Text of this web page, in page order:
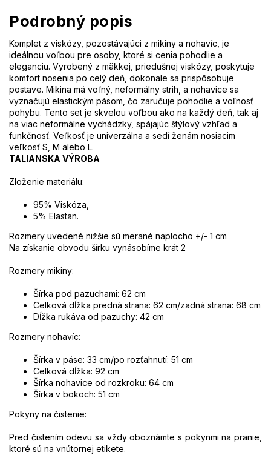
Podrobný popis
Komplet z viskózy, pozostávajúci z mikiny a nohavíc, je
ideálnou voľbou pre osoby, ktoré si cenia pohodlie a
eleganciu. Vyrobený z mäkkej, priedušnej viskózy, poskytuje
komfort nosenia po celý deň, dokonale sa prispôsobuje
postave. Mikina má voľný, neformálny strih, a nohavice sa
vyznačujú elastickým pásom, čo zaručuje pohodlie a voľnosť
pohybu. Tento set je skvelou voľbou ako na každý deň, tak aj
na viac neformálne vychádzky, spájajúc štýlový vzhľad a
funkčnosť. Veľkosť je univerzálna a sedí ženám nosiacim
veľkosť S, M alebo L.
TALIANSKA VÝROBA
Zloženie materiálu:
95% Viskóza,
5% Elastan.
Rozmery uvedené nižšie sú merané naplocho +/- 1 cm
Na získanie obvodu šírku vynásobíme krát 2
Rozmery mikiny:
Šírka pod pazuchami: 62 cm
Celková dĺžka predná strana: 62 cm/zadná strana: 68 cm
Dĺžka rukáva od pazuchy: 42 cm
Rozmery nohavíc:
Šírka v páse: 33 cm/po rozťahnutí: 51 cm
Celková dĺžka: 92 cm
Šírka nohavice od rozkroku: 64 cm
Šírka v bokoch: 51 cm
Pokyny na čistenie:
Pred čistením odevu sa vždy oboznámte s pokynmi na pranie,
ktoré sú na vnútornej etikete.